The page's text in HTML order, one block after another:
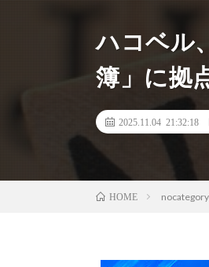
ハコベル
簿」に拠
2025.11.04 21:32:18
HOME nocategory